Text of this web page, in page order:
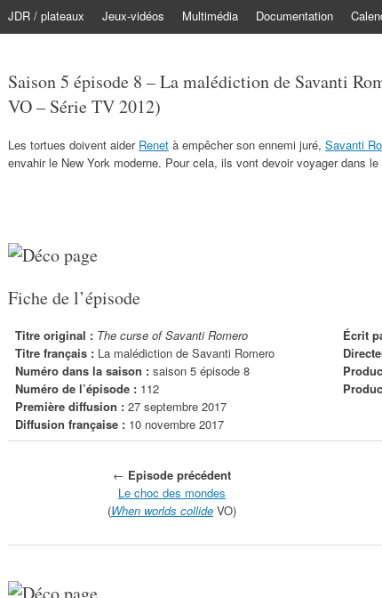
Tortuepédia
L'encyclopédie des Tortues Ninja !
JDR / plateaux Jeux-vidéos Multimédia Documentation
Saison 5 épisode 8 – La malédiction de Savanti
VO – Série TV 2012)
Les tortues doivent aider Renet à empêcher son ennemi juré, Savanti
envahir le New York moderne. Pour cela, ils vont devoir voyager dans
Fiche de l’épisode
Titre original : The curse of Savanti Romero
Titre français : La malédiction de Savanti Romero
Numéro dans la saison : saison 5 épisode 8
Numéro de l’épisode : 112
Première diffusion : 27 septembre 2017
Diffusion française : 10 novembre 2017
Écrit
← Episode précédent
Le choc des mondes
(When worlds collide VO)